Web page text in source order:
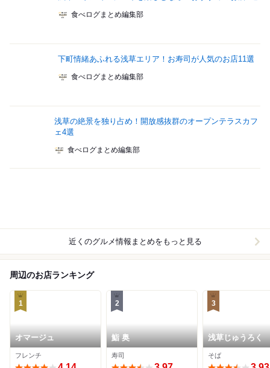
食べログまとめ編集部
下町情緒あふれる浅草エリア！お寿司が人気のお店11選
食べログまとめ編集部
浅草の絶景を独り占め！開放感抜群のオープンテラスカフ
ェ4選
食べログまとめ編集部
近くのグルメ情報まとめをもっと見る
周辺のお店ランキング
1
オマージュ
フレンチ
2
鮨 奥
寿司
3
浅草じゅうろく
そば